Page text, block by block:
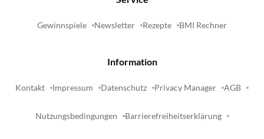
Gewinnspiele Newsletter Rezepte BMI Rechner
Information
Kontakt Impressum Datenschutz Privacy Manager AGB
Nutzungsbedingungen Barrierefreiheitserklärung